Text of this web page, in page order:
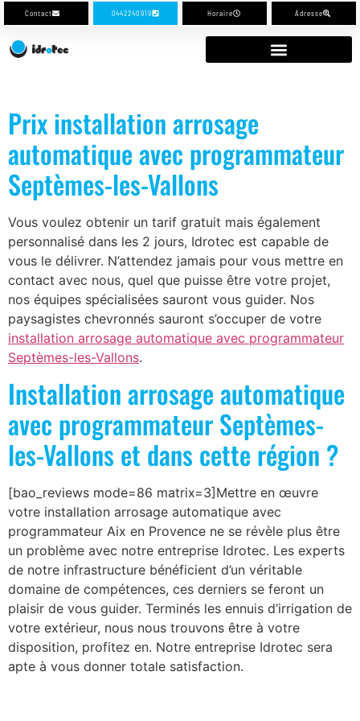
Contact 0442240919 Horaire Adresse
Prix installation arrosage
automatique avec programmateur
Septèmes-les-Vallons
Vous voulez obtenir un tarif gratuit mais également
personnalisé dans les 2 jours, Idrotec est capable de
vous le délivrer. N’attendez jamais pour vous mettre en
contact avec nous, quel que puisse être votre projet,
nos équipes spécialisées sauront vous guider. Nos
paysagistes chevronnés sauront s’occuper de votre
installation arrosage automatique avec programmateur
Septèmes-les-Vallons.
Installation arrosage automatique
avec programmateur Septèmes-
les-Vallons et dans cette région ?
[bao_reviews mode=86 matrix=3]Mettre en œuvre
votre installation arrosage automatique avec
programmateur Aix en Provence ne se révèle plus être
un problème avec notre entreprise Idrotec. Les experts
de notre infrastructure bénéficient d’un véritable
domaine de compétences, ces derniers se feront un
plaisir de vous guider. Terminés les ennuis d’irrigation de
votre extérieur, nous nous trouvons être à votre
disposition, profitez en. Notre entreprise Idrotec sera
apte à vous donner totale satisfaction.